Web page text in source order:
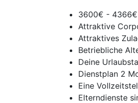
3600€ -
Attraktive
Attraktives
Betriebliche
Deine
Dienstplan 2
Eine
Elterndienste